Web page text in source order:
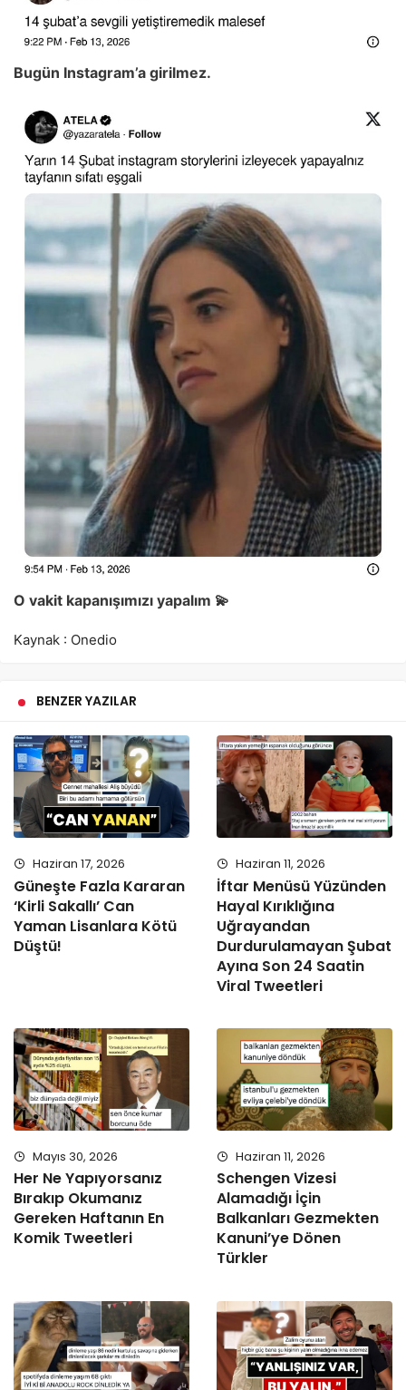
Bugün Instagram’a girilmez.
O vakit kapanışımızı yapalım 💫
Kaynak : Onedio
BENZER YAZILAR
Haziran 17, 2026
Güneşte Fazla Kararan
‘Kirli Sakallı’ Can
Yaman Lisanlara Kötü
Düştü!
Haziran 11, 2026
İftar Menüsü Yüzünden
Hayal Kırıklığına
Uğrayandan
Durdurulamayan Şubat
Ayına Son 24 Saatin
Viral Tweetleri
Mayıs 30, 2026
Her Ne Yapıyorsanız
Bırakıp Okumanız
Gereken Haftanın En
Komik Tweetleri
Haziran 11, 2026
Schengen Vizesi
Alamadığı İçin
Balkanları Gezmekten
Kanuni’ye Dönen
Türkler